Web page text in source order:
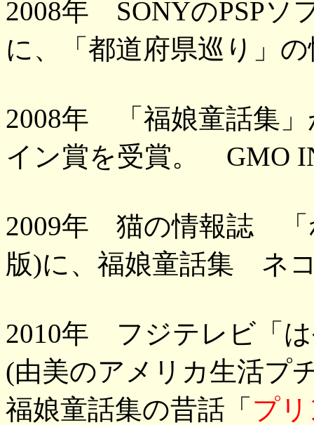
2008年 SONYのPSPソ
に、「都道府県巡り」
2008年 「福娘童話集
イン賞を受賞。 GMO
2009年 猫の情報誌 「
版)に、福娘童話集 ネ
2010年 フジテレビ「
(由美のアメリカ生活プ
福娘童話集の昔話「 プ